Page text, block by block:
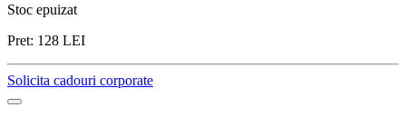
Stoc epuizat
Pret: 128 LEI
Solicita cadouri corporate